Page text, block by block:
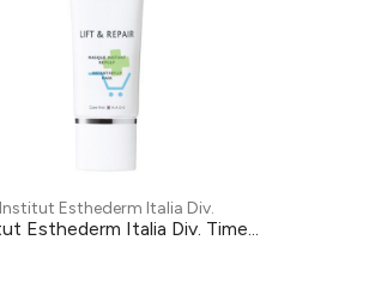
Institut Esthederm Italia Div.
Esthederm Italia Div. Time...